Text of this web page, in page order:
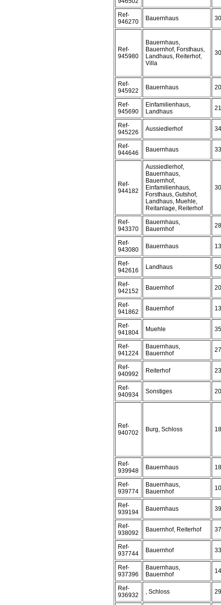
Ref-
946270
Bauernhaus
Ref-
945980
Bauernhaus,
Bauernhof, Forsthaus,
Landhaus, Reiterhof,
Villa
Ref-
945922
Bauernhaus
Ref-
945690
Einfamilienhaus,
Landhaus
Ref-
945226
Aussiedlerhof
Ref-
944646
Bauernhaus
Ref-
944182
Aussiedlerhof,
Bauernhaus,
Bauernhof,
Einfamilienhaus,
Forsthaus, Gutshof,
Landhaus, Muehle,
Reitanlage, Reiterhof
Ref-
943370
Bauernhaus,
Bauernhof
Ref-
943080
Bauernhaus
Ref-
942616
Landhaus
Ref-
942152
Bauernhof
Ref-
941862
Bauernhof
Ref-
941804
Muehle
Ref-
941224
Bauernhaus,
Bauernhof
Ref-
940992
Reiterhof
Ref-
940934
Sonstiges
Ref-
940702
Burg, Schloss
Ref-
939948
Bauernhaus
Ref-
939774
Bauernhaus,
Bauernhof
Ref-
939194
Bauernhaus
Ref-
938092
Bauernhof, Reiterhof
Ref-
937744
Bauernhof
Ref-
937396
Bauernhaus,
Bauernhof
Ref-
936932
, Schloss